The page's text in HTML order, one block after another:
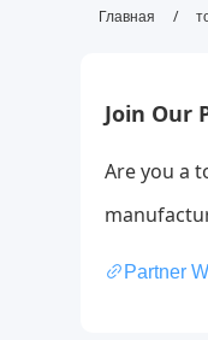
Подробный
Главная /
Join Our
Are you a
Partner